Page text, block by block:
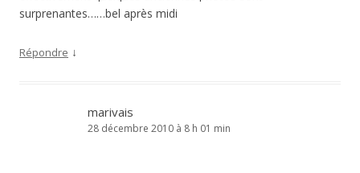
surprenantes……bel après midi
Répondre ↓
marivais
28 décembre 2010 à 8 h 01 min